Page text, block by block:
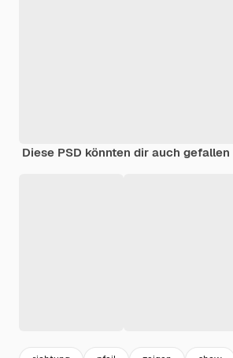
Diese PSD könnten dir auch gefallen